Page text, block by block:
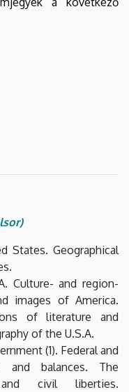
States. Geographical
Culture- and region-
images of America.
of literature and
of the U.S.A.
(1). Federal and
and balances. The
civil liberties.